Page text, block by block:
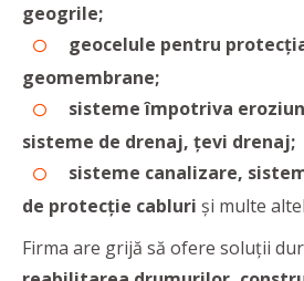
geogrile;
geocelule pentru
geomembrane;
sisteme împotriva
sisteme de drenaj, țevi drenaj;
sisteme canalizare,
de protecție cabluri și multe
Firma are grijă să ofere soluții